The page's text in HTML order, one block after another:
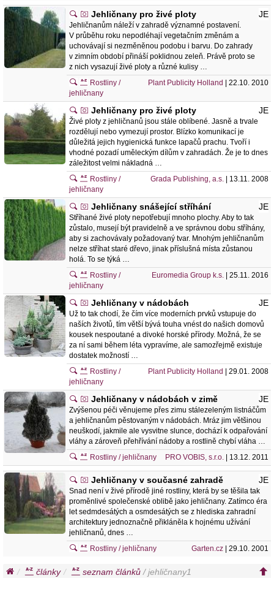
Jehličnany pro živé ploty JE
Jehličnanům náleží v zahradě významné postavení.
V průběhu roku nepodléhají vegetačním změnám a
uchovávají si nezměněnou podobu i barvu. Do zahrady
v zimním období přináší poklidnou zeleň. Právě proto se
z nich vysazují živé ploty a různé kulisy …
Plant Publicity Holland
| 22.10. 2010
Rostliny /
jehličnany
Jehličnany pro živé ploty JE
Živé ploty z jehličnanů jsou stále oblíbené. Jasně a trvale
rozdělují nebo vymezují prostor. Blízko komunikací je
důležitá jejich hygienická funkce lapačů prachu. Tvoří i
vhodné pozadí uměleckým dílům v zahradách. Že je to dnes
záležitost velmi nákladná …
Grada Publishing, a.s. | 13.11. 2008
Rostliny /
jehličnany
Jehličnany snášející stříhání JE
Stříhané živé ploty nepotřebují mnoho plochy. Aby to tak
zůstalo, musejí být pravidelně a ve správnou dobu stříhány,
aby si zachovávaly požadovaný tvar. Mnohým jehličnanům
nelze stříhat staré dřevo, jinak příslušná místa zůstanou
holá. To se týká …
Euromedia Group k.s. | 25.11. 2016
Rostliny /
jehličnany
Jehličnany v nádobách JE
Už to tak chodí, že čím více moderních prvků vstupuje do
naších životů, tím větší bývá touha vnést do našich domovů
kousek nespoutané a divoké horské přírody. Možná, že se
za ní sami během léta vypravíme, ale samozřejmě existuje
dostatek možností …
Plant Publicity Holland
| 29.01. 2008
Rostliny /
jehličnany
Jehličnany v nádobách v zimě JE
Zvýšenou péči věnujeme přes zimu stálezeleným listnáčům
a jehličnanům pěstovaným v nádobách. Mráz jim většinou
neuškodí, jakmile ale vysvitne slunce, dochází k odpařování
vláhy a zároveň přehřívání nádoby a rostlině chybí vláha …
PRO VOBIS, s.r.o. | 13.12. 2011
Rostliny / jehličnany
Jehličnany v současné zahradě JE
Snad není v živé přírodě jiné rostliny, která by se těšila tak
proměnlivé společenské oblibě jako jehličnany. Zatímco éra
let sedmdesátých a osmdesátých se z hlediska zahradní
architektury jednoznačně přikláněla k hojnému užívání
jehličnanů, dnes …
Garten.cz | 29.10. 2001
Rostliny / jehličnany
články seznam článků / jehličnany1